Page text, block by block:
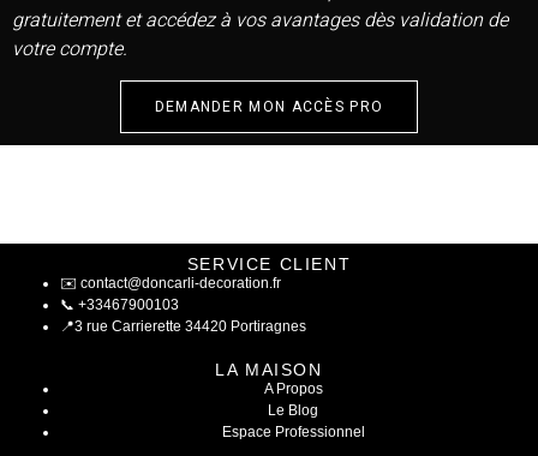
gratuitement et accédez à vos avantages dès validation de
votre compte.
DEMANDER MON ACCÈS PRO
SERVICE CLIENT
✉️ contact@doncarli-decoration.fr
📞 +33467900103
📍3 rue Carrierette 34420 Portiragnes
LA MAISON
A Propos
Le Blog
Espace Professionnel